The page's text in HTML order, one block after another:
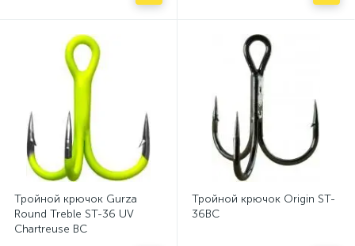
Тройной крючок Gurza
Round Treble ST-36 UV
Chartreuse BC
Тройной крючок Origin ST-
36BC